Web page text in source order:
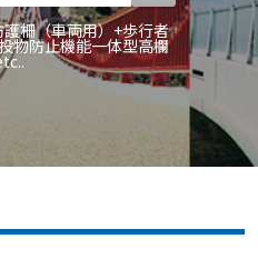
柵（車両用）+歩行者
物防止機能一体型高欄